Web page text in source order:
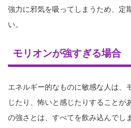
強力に邪気を吸ってしまうため、定
い。
モリオンが強すぎる場合
エネルギー的なものに敏感な人は、
じたり、怖いと感じたりすることが
の強さとは、すべてを飲み込んでし